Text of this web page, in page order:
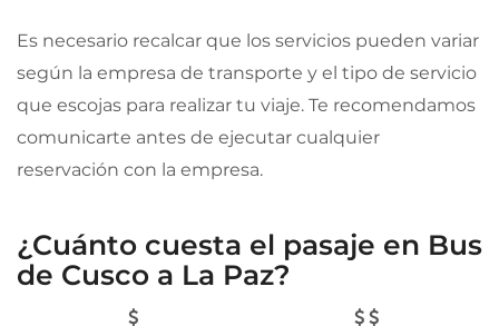
Es necesario recalcar que los servicios pueden variar
según la empresa de transporte y el tipo de servicio
que escojas para realizar tu viaje. Te recomendamos
comunicarte antes de ejecutar cualquier
reservación con la empresa.
¿Cuánto cuesta el pasaje en Bus
de Cusco a La Paz?